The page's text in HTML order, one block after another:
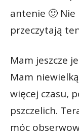
antenie 🙂
przeczytają
Mam jeszcze
Mam
więcej czasu,
pszczelich.
móc